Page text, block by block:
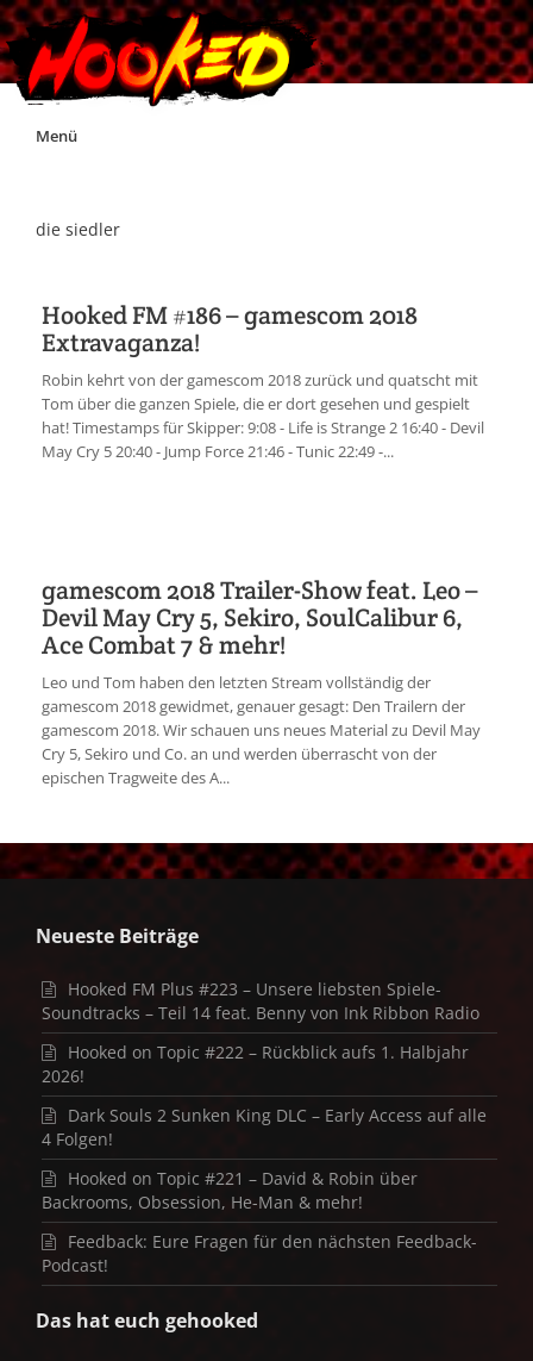
Skip
Menü
Impressum
Jobs
die siedler
Hooked FM #186 – gamescom 2018
Extravaganza!
Robin kehrt von der gamescom 2018 zurück und quatscht mit
Tom über die ganzen Spiele, die er dort gesehen und gespielt
hat! Timestamps für Skipper: 9:08 - Life is Strange 2 16:40 - Devil
May Cry 5 20:40 - Jump Force 21:46 - Tunic 22:49 -...
gamescom 2018 Trailer-Show feat. Leo –
Devil May Cry 5, Sekiro, SoulCalibur 6,
Ace Combat 7 & mehr!
Leo und Tom haben den letzten Stream vollständig der
gamescom 2018 gewidmet, genauer gesagt: Den Trailern der
gamescom 2018. Wir schauen uns neues Material zu Devil May
Cry 5, Sekiro und Co. an und werden überrascht von der
epischen Tragweite des A...
Neueste Beiträge
Hooked FM Plus #223 – Unsere liebsten Spiele-
Soundtracks – Teil 14 feat. Benny von Ink Ribbon Radio
Hooked on Topic #222 – Rückblick aufs 1. Halbjahr
2026!
Dark Souls 2 Sunken King DLC – Early Access auf alle
4 Folgen!
Hooked on Topic #221 – David & Robin über
Backrooms, Obsession, He-Man & mehr!
Feedback: Eure Fragen für den nächsten Feedback-
Podcast!
Das hat euch gehooked